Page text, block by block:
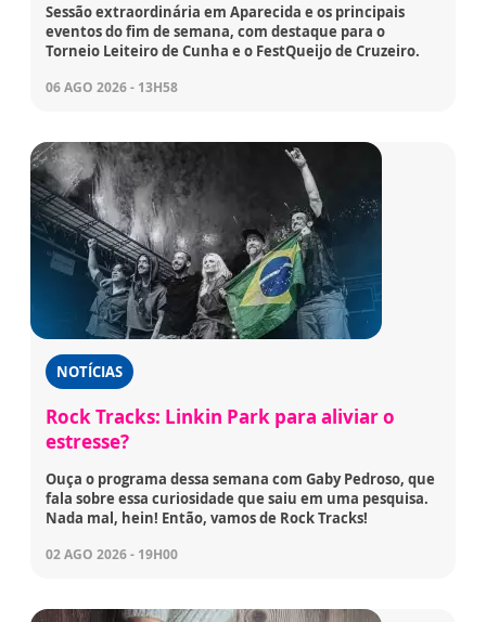
Sessão extraordinária em Aparecida e os principais
eventos do fim de semana, com destaque para o
Torneio Leiteiro de Cunha e o FestQueijo de Cruzeiro.
06 AGO 2026 - 13H58
NOTÍCIAS
Rock Tracks: Linkin Park para aliviar o
estresse?
Ouça o programa dessa semana com Gaby Pedroso, que
fala sobre essa curiosidade que saiu em uma pesquisa.
Nada mal, hein! Então, vamos de Rock Tracks!
02 AGO 2026 - 19H00